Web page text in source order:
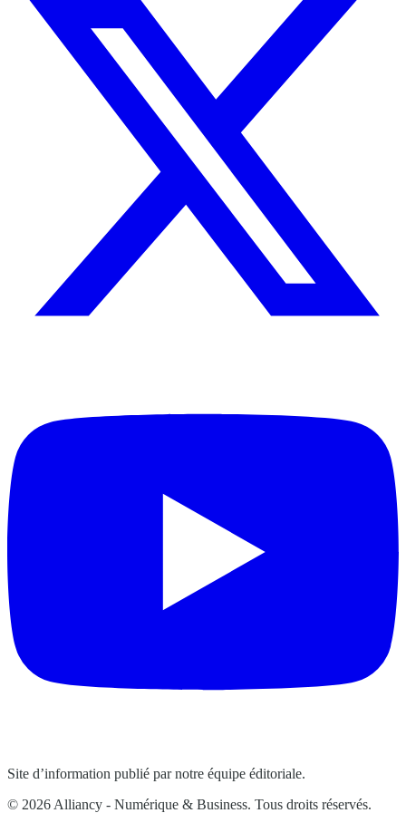
Site d’information publié par notre équipe éditoriale.
© 2026 Alliancy - Numérique & Business. Tous droits réservés.